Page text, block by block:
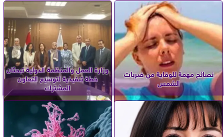
نصائح مهمة للوقاية من ضربات
الشمس
وزارة العمل والمنظمة الدولية تبحثان
خطة تنفيذية لتوسيع التعاون
المشترك